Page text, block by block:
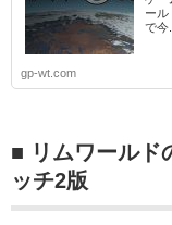
ール
で今...
gp-wt.com
■ リムワールド
ッチ2版